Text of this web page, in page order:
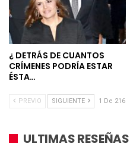
¿ DETRÁS DE CUANTOS
CRÍMENES PODRÍA ESTAR
ÉSTA…
PREVIO SIGUIENTE 1 De 216
ULTIMAS RESEÑAS